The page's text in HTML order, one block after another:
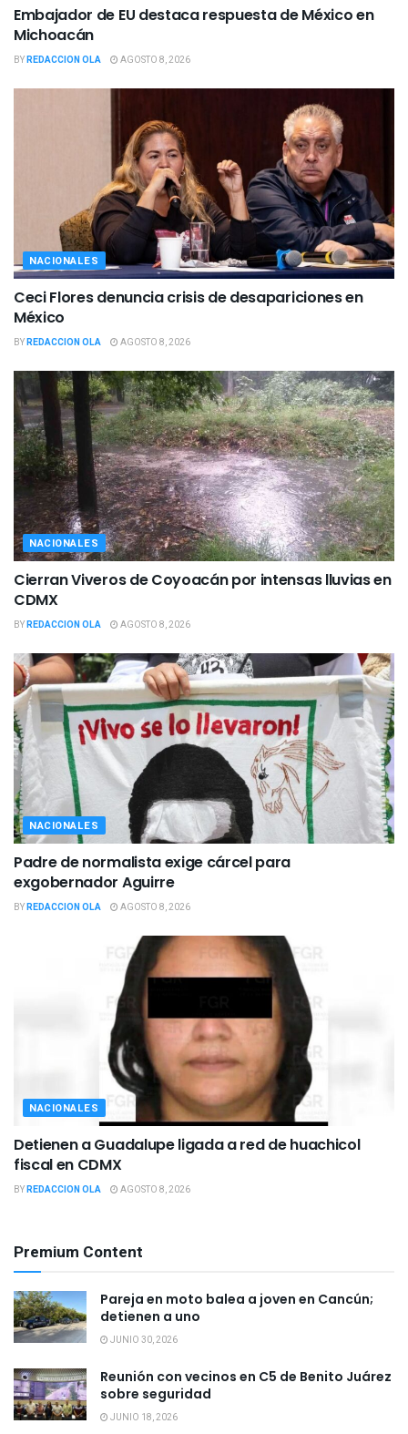
Embajador de EU destaca respuesta de México en
Michoacán
BYREDACCION OLA AGOSTO 8, 2026
NACIONALES
Ceci Flores denuncia crisis de desapariciones en
México
BYREDACCION OLA AGOSTO 8, 2026
NACIONALES
Cierran Viveros de Coyoacán por intensas lluvias en
CDMX
BYREDACCION OLA AGOSTO 8, 2026
NACIONALES
Padre de normalista exige cárcel para
exgobernador Aguirre
BYREDACCION OLA AGOSTO 8, 2026
NACIONALES
Detienen a Guadalupe ligada a red de huachicol
fiscal en CDMX
BYREDACCION OLA AGOSTO 8, 2026
Premium Content
Pareja en moto balea a joven en Cancún;
detienen a uno
JUNIO 30, 2026
Reunión con vecinos en C5 de Benito Juárez
sobre seguridad
JUNIO 18, 2026